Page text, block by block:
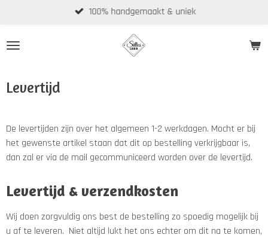
naar
100% handgemaakt & uniek
Levertijd
De levertijden zijn over het algemeen 1-2 werkdagen. Mocht er bij
het gewenste artikel staan dat dit op bestelling verkrijgbaar is,
dan zal er via de mail gecommuniceerd worden over de levertijd.
Levertijd & verzendkosten
Wij doen zorgvuldig ons best de bestelling zo spoedig mogelijk bij
u af te leveren. Niet altijd lukt het ons echter om dit na te komen,